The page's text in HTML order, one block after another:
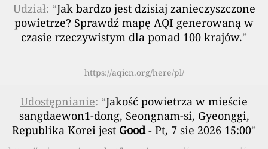
Udział: “Jak bardzo jest dzisiaj zanieczyszczone
powietrze? Sprawdź mapę AQI generowaną w
czasie rzeczywistym dla ponad 100 krajów.”
https://aqicn.org/here/pl/
Udostępnianie: “Jakość powietrza w mieście
sangdaewon1-dong, Seongnam-si, Gyeonggi,
Republika Korei jest Good- Pt, 7 sie 2026 15:00”